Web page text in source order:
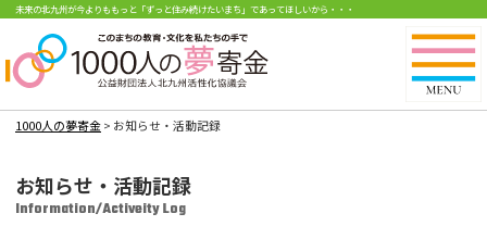
未来の北九州が今よりももっと「ずっと住み続けたいまち」であってほしいから・・・
1000人の夢寄金> お知らせ・活動記録
お知らせ・活動記録
Information/Activeity Log